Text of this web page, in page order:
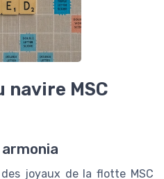
navire MSC
joyaux de la flotte MSC